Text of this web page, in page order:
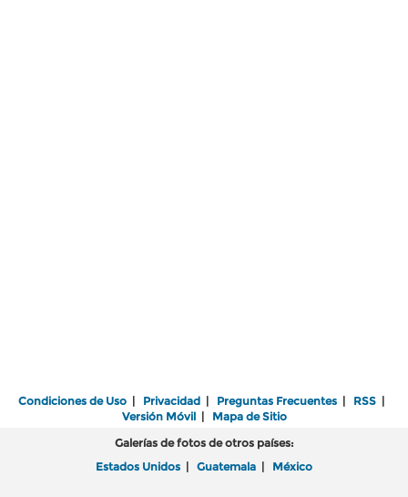
Condiciones de Uso | Privacidad | Preguntas Frecuentes | RSS |
Versión Móvil| Mapa de Sitio
Galerías de fotos de otros países:
Estados Unidos | Guatemala | México